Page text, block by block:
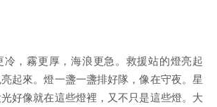
，霧更厚，海浪更急。救援站的燈亮起
起來。燈一盞一盞排好隊，像在守夜。星
好像就在這些燈裡，又不只是這些燈。大